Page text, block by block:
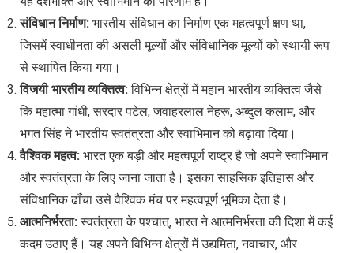
संविधान निर्माण: भारतीय संविधान का निर्माण एक महत्वपूर्ण क्षण था,
जिसमें स्वाधीनता की असली मूल्यों और संविधानिक मूल्यों को स्थायी रूप
से स्थापित किया गया।
विजयी भारतीय व्यक्तित्व:विभिन्न क्षेत्रों में महान भारतीय व्यक्तित्व जैसे
कि महात्मा गांधी, सरदार पटेल, जवाहरलाल नेहरू, अब्दुल कलाम, और
भगत सिंह ने भारतीय स्वतंत्रता और स्वाभिमान को बढ़ावा दिया।
वैश्विक महत्व: भारत एक बड़ी और महत्वपूर्ण राष्ट्र है जो अपने स्वाभिमान
और स्वतंत्रता के लिए जाना जाता है। इसका साहसिक इतिहास और
संविधानिक ढाँचा उसे वैश्विक मंच पर महत्वपूर्ण भूमिका देता है।
आत्मनिर्भरता:स्वतंत्रता के पश्चात्, भारत ने आत्मनिर्भरता की दिशा में कई
कदम उठाए हैं। यह अपने विभिन्न क्षेत्रों में उद्यमिता, नवाचार, और